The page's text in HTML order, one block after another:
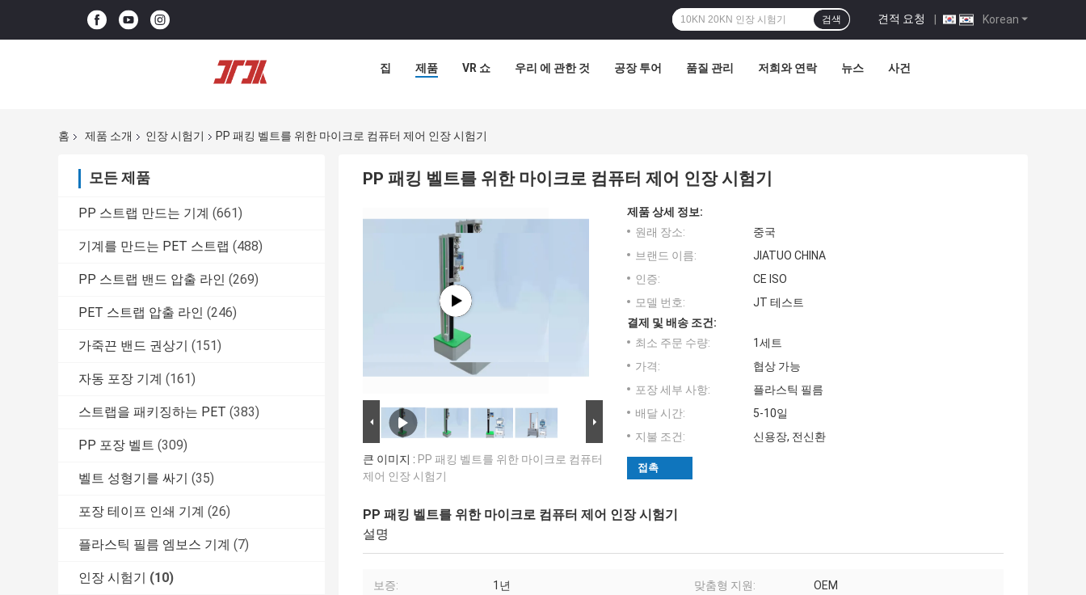
Korean
견적 요청 |
검색
집 제품 VR 쇼 우리 에 관한 것 공장 투어 품질 관리 저희와 연락 뉴스 사건
홈 제품 소개 인장 시험기 PP 패킹 벨트를 위한 마이크로 컴퓨터 제어 인장 시험기
모든 제품
PP 스트랩 만드는 기계 (661)
기계를 만드는 PET 스트랩 (488)
PP 스트랩 밴드 압출 라인 (269)
PET 스트랩 압출 라인 (246)
가죽끈 밴드 권상기 (151)
자동 포장 기계 (161)
스트랩을 패키징하는 PET (383)
PP 포장 벨트 (309)
벨트 성형기를 싸기 (35)
포장 테이프 인쇄 기계 (26)
플라스틱 필름 엠보스 기계 (7)
인장 시험기 (10)
PP 패킹 벨트를 위한 마이크로 컴퓨터 제어 인장 시험기
큰 이미지 : PP 패킹 벨트를 위한 마이크로 컴퓨터
제어 인장 시험기
제품 상세 정보:
원래 장소:
중국
브랜드 이름:
JIATUO CHINA
인증:
CE ISO
모델 번호:
JT 테스트
결제 및 배송 조건:
최소 주문 수량:
1세트
가격:
협상 가능
포장 세부 사항:
플라스틱 필름
배달 시간:
5-10일
지불 조건:
신용장, 전신환
접촉
PP 패킹 벨트를 위한 마이크로 컴퓨터 제어 인장 시험기
설명
보증: 1년 맞춤형 지원: OEM